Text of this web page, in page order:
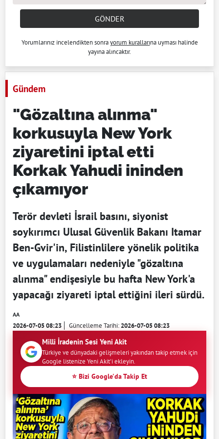
GÖNDER
Yorumlarınız incelendikten sonrayorum kurallarına uyması halinde
yayına alıncaktır.
Gündem
"Gözaltına alınma"
korkusuyla New York
ziyaretini iptal etti
Korkak Yahudi ininden
çıkamıyor
Terör devleti İsrail basını, siyonist
soykırımcı Ulusal Güvenlik Bakanı Itamar
Ben-Gvir'in, Filistinlilere yönelik politika
ve uygulamaları nedeniyle "gözaltına
alınma" endişesiyle bu hafta New York'a
yapacağı ziyareti iptal ettiğini ileri sürdü.
AA
2026-07-05 08:23 Güncelleme Tarihi:2026-07-05 08:23
Milli İradenin Sesi Yeni Akit
Türkiye ve dünyadaki gelişmeleri yakından takip etmek için
Google listenize Yeni Akit'i ekleyin.
⭐ Bizi Google'da Takip Et